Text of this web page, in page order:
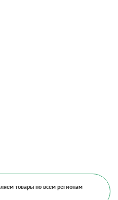
товары по всем регионам